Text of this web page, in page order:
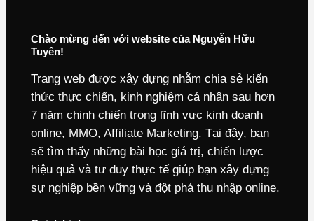
Chào mừng đến với website của Nguyễn Hữu
Tuyên!
Trang web được xây dựng nhằm chia sẻ kiến
thức thực chiến, kinh nghiệm cá nhân sau hơn
7 năm chinh chiến trong lĩnh vực kinh doanh
online, MMO, Affiliate Marketing. Tại đây, bạn
sẽ tìm thấy những bài học giá trị, chiến lược
hiệu quả và tư duy thực tế giúp bạn xây dựng
sự nghiệp bền vững và đột phá thu nhập online.